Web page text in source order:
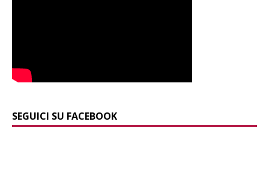
SEGUICI SU FACEBOOK